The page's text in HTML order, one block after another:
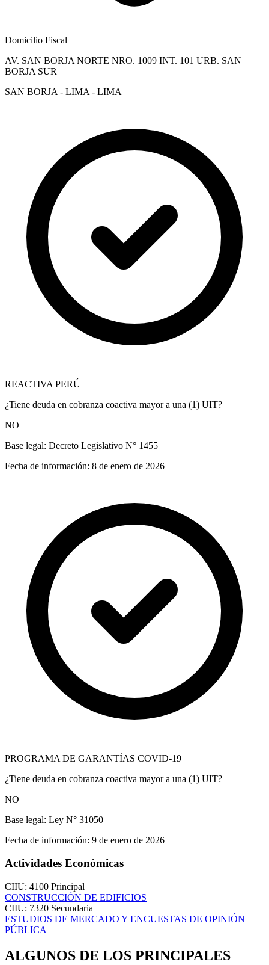
Domicilio Fiscal
AV. SAN BORJA NORTE NRO. 1009 INT. 101 URB. SAN
BORJA SUR
SAN BORJA - LIMA - LIMA
REACTIVA PERÚ
¿Tiene deuda en cobranza coactiva mayor a una (1) UIT?
NO
Base legal: Decreto Legislativo N° 1455
Fecha de información: 8 de enero de 2026
PROGRAMA DE GARANTÍAS COVID-19
¿Tiene deuda en cobranza coactiva mayor a una (1) UIT?
NO
Base legal: Ley N° 31050
Fecha de información: 9 de enero de 2026
Actividades Económicas
CIIU: 4100 Principal
CONSTRUCCIÓN DE EDIFICIOS
CIIU: 7320 Secundaria
ESTUDIOS DE MERCADO Y ENCUESTAS DE OPINIÓN
PÚBLICA
ALGUNOS DE LOS PRINCIPALES